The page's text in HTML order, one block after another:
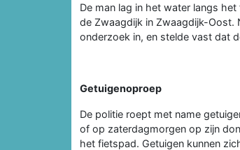
De man lag in het water langs
de Zwaagdijk in Zwaagdijk-Oost.
onderzoek in, en stelde vast dat
Getuigenoproep
De politie roept met name
of op zaterdagmorgen op zijn
het fietspad. Getuigen kunnen